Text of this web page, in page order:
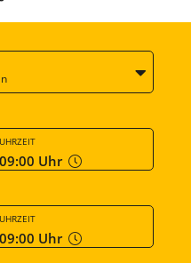
UHRZEIT
09:00 Uhr
UHRZEIT
09:00 Uhr